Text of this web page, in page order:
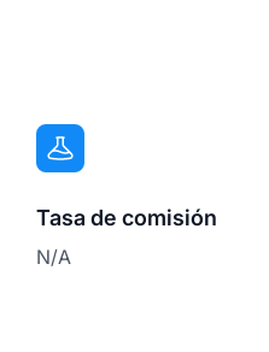
Tasa de comisión
N/A